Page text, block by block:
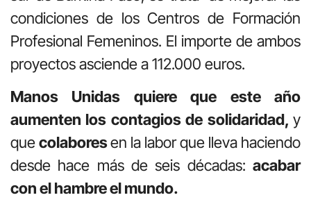
condiciones de los Centros de Formación
Profesional Femeninos. El importe de ambos
proyectos asciende a 112.000 euros.
Manos Unidas quiere que este año
aumenten los contagios de solidaridad, y
quecolaboresen la labor que lleva haciendo
desde hace más de seis décadas: acabar
con el hambre el mundo.